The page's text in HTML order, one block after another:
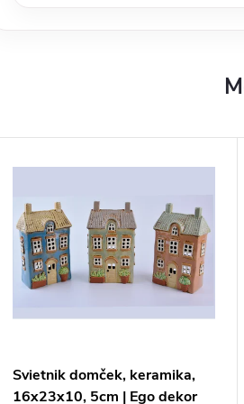
Svietnik domček, keramika,
16x23x10, 5cm | Ego dekor